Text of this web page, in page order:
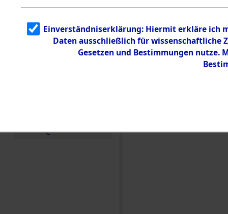
5.3.2
g
5.3.3
Todesmärsch
e
Einverständniserklärung: Hiermit erkläre ich
Daten ausschließlich für wissenschaftliche
Gesetzen und Bestimmungen nutze.